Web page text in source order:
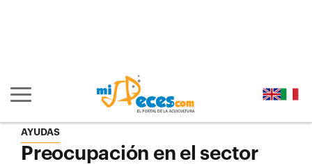
Mostrar/ocultar navegación principal
AYUDAS
Preocupación en el sector